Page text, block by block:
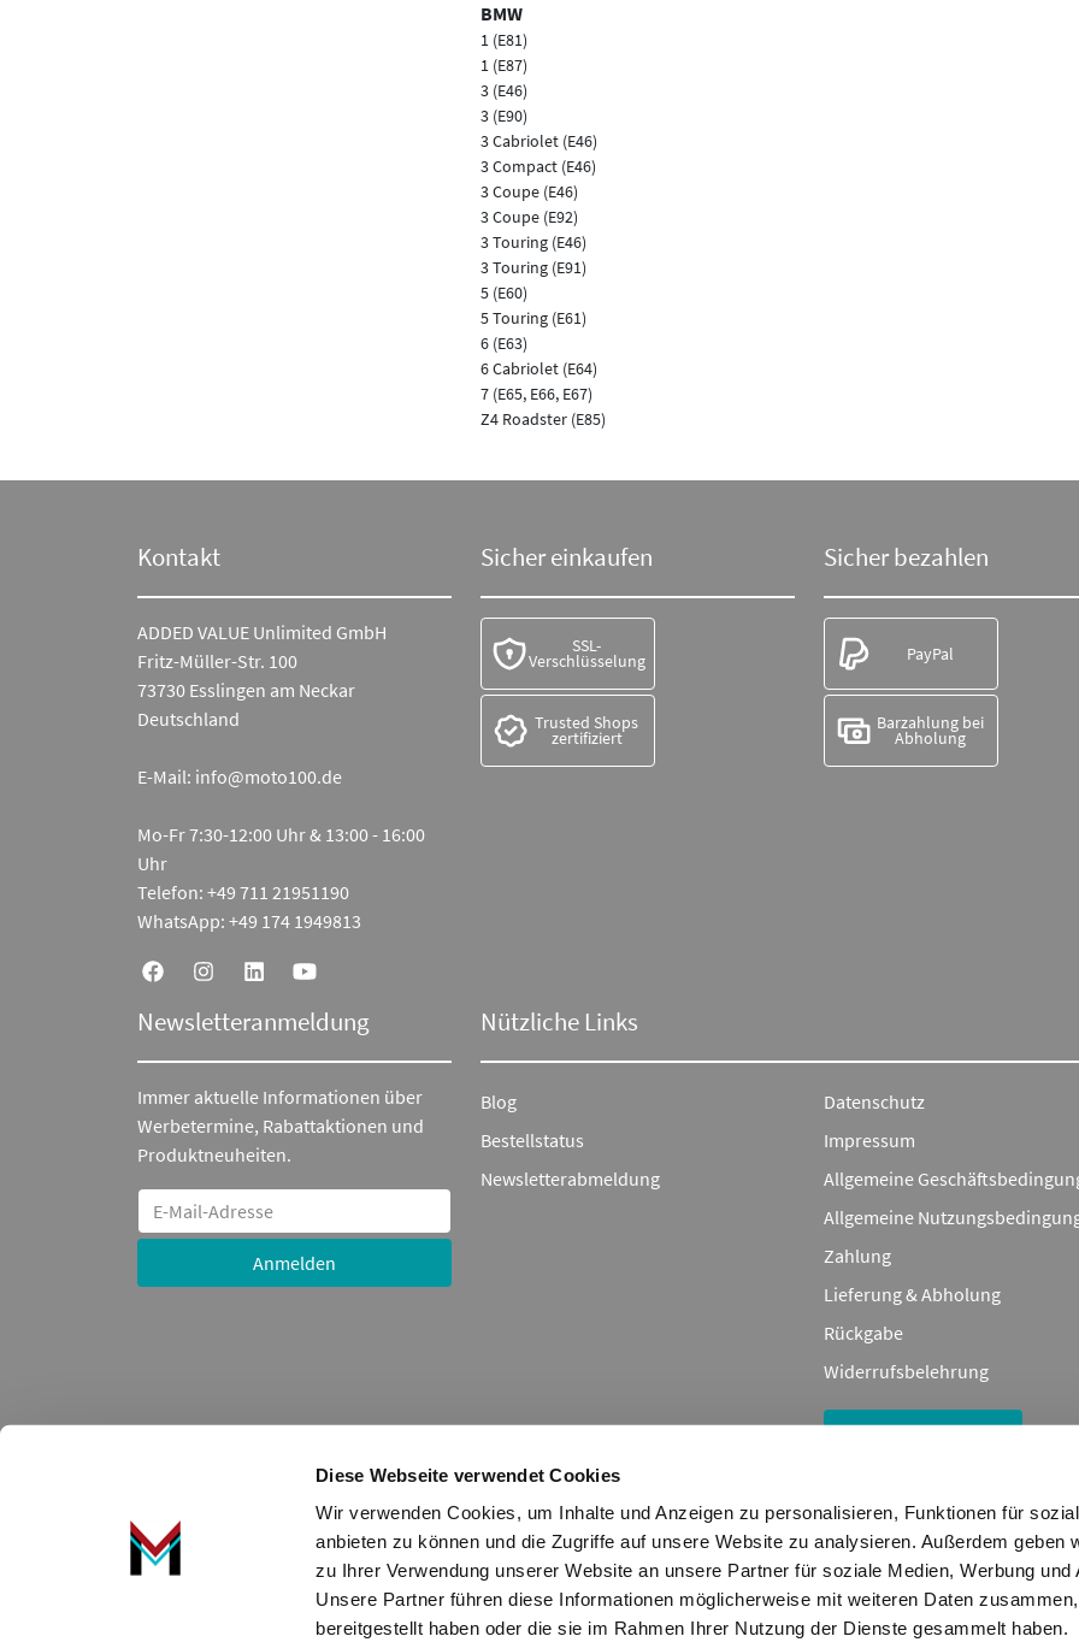
Diese Webseite verwendet Cookies
Wir verwenden Cookies, um Inhalte und Anzeigen zu personalisieren, Funktionen für
anbieten zu können und die Zugriffe auf unsere Website zu analysieren. Außerdem geben
zu Ihrer Verwendung unserer Website an unsere Partner für soziale Medien, Werbung und
Unsere Partner führen diese Informationen möglicherweise mit weiteren Daten
bereitgestellt haben oder die sie im Rahmen Ihrer Nutzung der Dienste gesammelt haben.
BMW
1 (E81)
1 (E87)
3 (E46)
3 (E90)
3 Cabriolet (E46)
3 Compact (E46)
3 Coupe (E46)
3 Coupe (E92)
3 Touring (E46)
3 Touring (E91)
5 (E60)
5 Touring (E61)
6 (E63)
6 Cabriolet (E64)
7 (E65, E66, E67)
Z4 Roadster (E85)
Kontakt
ADDED VALUE Unlimited GmbH
Fritz-Müller-Str. 100
73730 Esslingen am Neckar
Deutschland
E-Mail: info@moto100.de
Mo-Fr 7:30-12:00 Uhr & 13:00 - 16:00
Uhr
Telefon: +49 711 21951190
WhatsApp: +49 174 1949813
Sicher einkaufen
SSL-
Verschlüsselung
Trusted Shops
zertifiziert
Sicher bezahlen
PayPal
Barzahlung bei
Abholung
Newsletteranmeldung
Immer aktuelle Informationen über
Werbetermine, Rabattaktionen und
Produktneuheiten.
Anmelden
Nützliche Links
Blog
Bestellstatus
Newsletterabmeldung
Datenschutz
Impressum
Allgemeine
Allgemeine
Zahlung
Lieferung & Abholung
Rückgabe
Widerrufsbelehrung
Alle auf dieser Seite angezeigten Nummern, Artikel, Teile, und Bestellungen betreffend dienen nur zu Vergleichszwecken und sind
Markennamen, Warenzeichen oder Namen erfolgt nur zur Zuordnung der aufgeführten Artikel. Die Angaben von diesen in
bleibt bis zur Bezahlung Eigentum der ADDED VALUE Unlimited GmbH
Die hier angezeigten Daten, insbesondere die gesamte Datenbank, dürfen nicht kopiert werden. Es ist zu unterlassen, die Daten oder